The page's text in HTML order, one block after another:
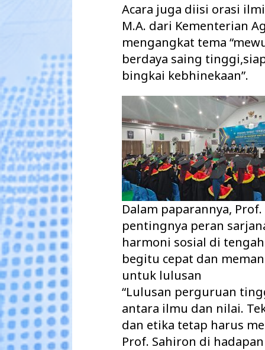
Acara juga diisi orasi
M.A. dari Kementerian
mengangkat tema
berdaya saing
bingkai kebhinekaan”.
Dalam paparannya,
pentingnya peran
harmoni sosial di
begitu cepat dan
untuk lulusan
“Lulusan perguruan
antara ilmu dan nilai.
dan etika tetap harus
Prof. Sahiron di